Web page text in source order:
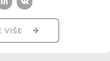
VIŠE